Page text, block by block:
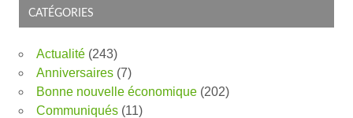
CATÉGORIES
Actualité (243)
Anniversaires (7)
Bonne nouvelle économique (202)
Communiqués (11)